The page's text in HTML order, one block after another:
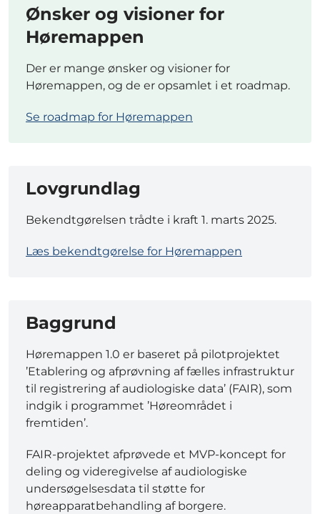
Ønsker og visioner for
Høremappen
Der er mange ønsker og visioner for
Høremappen, og de er opsamlet i et roadmap.
Se roadmap for Høremappen
Lovgrundlag
Bekendtgørelsen trådte i kraft 1. marts 2025.
Læs bekendtgørelse for Høremappen
Baggrund
Høremappen 1.0 er baseret på pilotprojektet
’Etablering og afprøvning af fælles infrastruktur
til registrering af audiologiske data’ (FAIR), som
indgik i programmet ’Høreområdet i
fremtiden’.
FAIR-projektet afprøvede et MVP-koncept for
deling og videregivelse af audiologiske
undersøgelsesdata til støtte for
høreapparatbehandling af borgere.